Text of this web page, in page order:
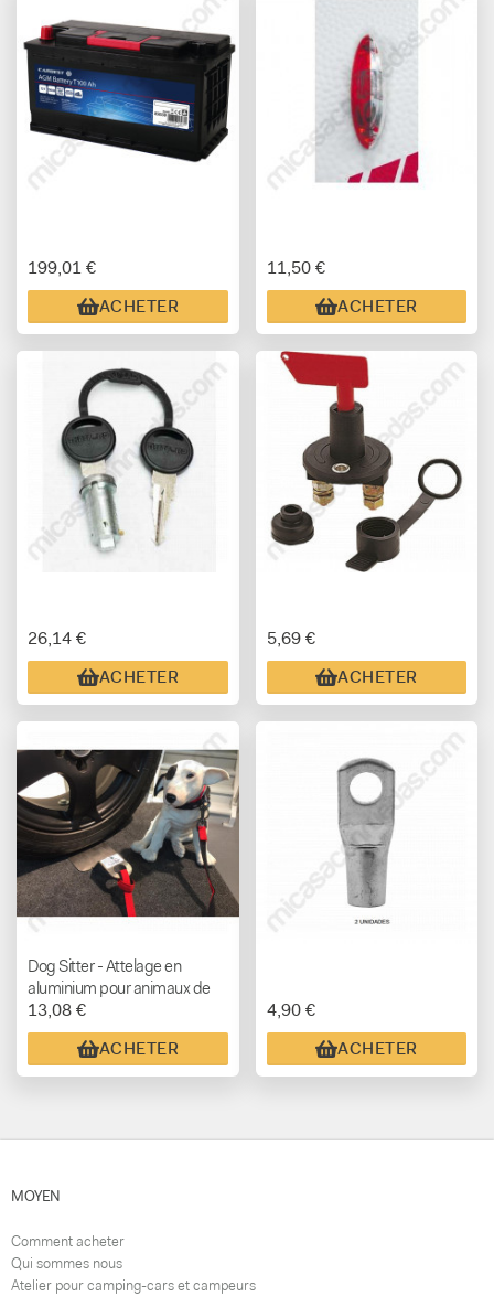
199,01 €
ACHETER
11,50 €
ACHETER
26,14 €
ACHETER
5,69 €
ACHETER
Dog Sitter - Attelage en
aluminium pour animaux de
compagnie
13,08 €
ACHETER
4,90 €
ACHETER
MOYEN
Comment acheter
Qui sommes nous
Atelier pour camping-cars et campeurs